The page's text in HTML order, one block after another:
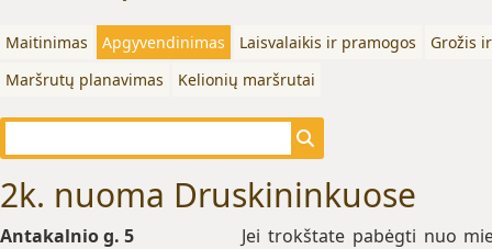
Maitinimas Apgyvendinimas Laisvalaikis ir pramogos
Grožis
Maršrutų planavimas
Kelionių maršrutai
2k. nuoma Druskininkuose
Antakalnio g. 5
Jei trokštate pabėgti nuo